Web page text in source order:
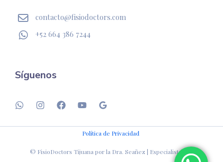
contacto@fisiodoctors.com
+52 664 386 7244
Síguenos
Política de Privacidad
© FisioDoctors Tijuana por la Dra. Seañez | Especialistas en